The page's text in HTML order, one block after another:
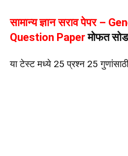
सामान्य ज्ञान सराव पेपर –
Question Paperमोफत
या टेस्ट मध्ये 25 प्रश्न 25